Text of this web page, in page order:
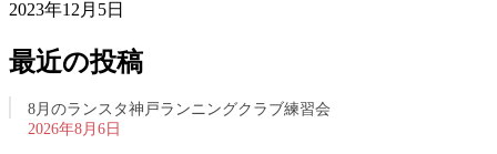
2023年12月5日
最近の投稿
8月のランスタ神戸ランニングクラブ練習会
2026年8月6日